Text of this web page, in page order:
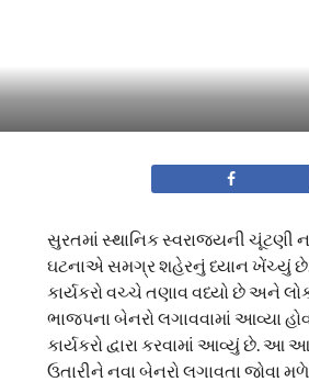
સુરતમાં સ્થાનિક સ્વરાજ્યની ચૂંટણી
ઘટનાએ સમગ્ર શહેરનું ધ્યાન ખેંચ્યું છે.
કાર્યકરો વચ્ચે તણાવ વધ્યો છે અને
ભાજપના બેનરો લગાવવામાં આવ્યા
કાર્યકરો દ્વારા કરવામાં આવ્યું છે. આ
ઉતારીને નવા બેનરો લગાવતા જોવા